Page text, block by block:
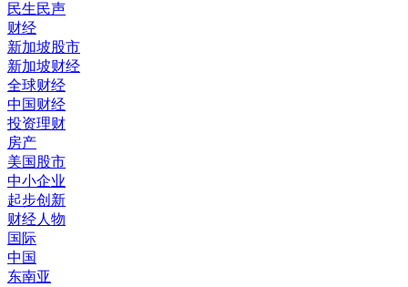
民生民声
财经
新加坡股市
新加坡财经
全球财经
中国财经
投资理财
房产
美国股市
中小企业
起步创新
财经人物
国际
中国
东南亚